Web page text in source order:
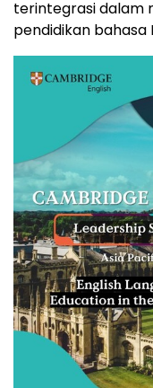
terintegrasi dalam
pendidikan bahasa